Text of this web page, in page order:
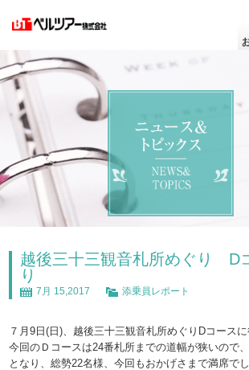
越後三十三観音札所めぐり
り
7月 15,2017 添乗員レポート
７月9日(日)、越後三十三観音札所めぐりDコースに
今回のＤコースは24番札所までの道幅が狭いので
となり、総勢22名様、今回もおかげさまで満席でし